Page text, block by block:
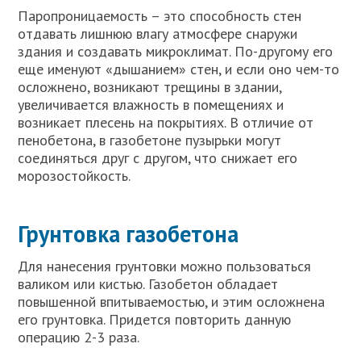
Паропроницаемость – это способность стен
отдавать лишнюю влагу атмосфере снаружи
здания и создавать микроклимат. По-другому его
еще именуют «дышанием» стен, и если оно чем-то
осложнено, возникают трещины в здании,
увеличивается влажность в помещениях и
возникает плесень на покрытиях. В отличие от
пенобетона, в газобетоне пузырьки могут
соединяться друг с другом, что снижает его
морозостойкость.
Грунтовка газобетона
Для нанесения грунтовки можно пользоваться
валиком или кистью. Газобетон обладает
повышенной впитываемостью, и этим осложнена
его грунтовка. Придется повторить данную
операцию 2-3 раза.